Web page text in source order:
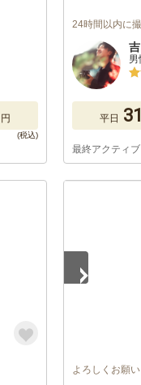
円
24時間以内に
平日
最終アクティ
よろしくお願